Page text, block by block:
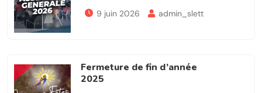
9 juin 2026 admin_slett
Fermeture de fin d’année
2025